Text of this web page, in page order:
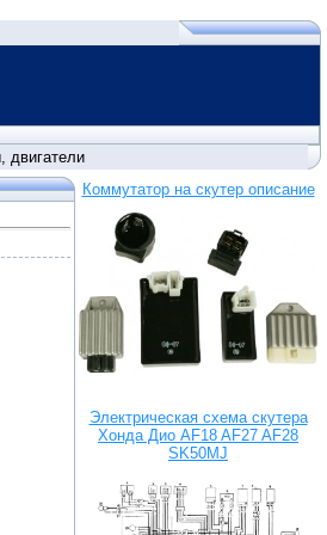
двигатели
Коммутатор на скутер описание
Электрическая схема скутера
Хонда Дио AF18 AF27 AF28
SK50MJ